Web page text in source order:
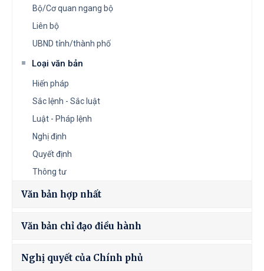
Bộ/Cơ quan ngang bộ
Liên bộ
UBND tỉnh/thành phố
Loại văn bản
Hiến pháp
Sắc lệnh - Sắc luật
Luật - Pháp lệnh
Nghị định
Quyết định
Thông tư
Văn bản hợp nhất
Văn bản chỉ đạo điều hành
Nghị quyết của Chính phủ